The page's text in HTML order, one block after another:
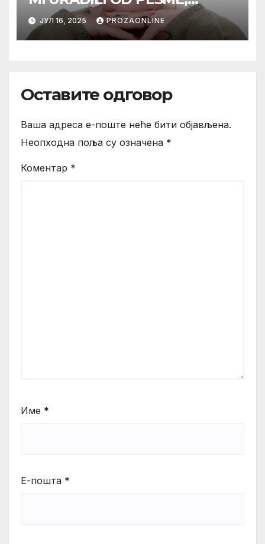
MAMA*
ЈУЛ 16, 2025 PROZAONLINE
Оставите одговор
Ваша адреса е-поште неће бити објављена.
Неопходна поља су означена *
Коментар *
Име *
Е-пошта *